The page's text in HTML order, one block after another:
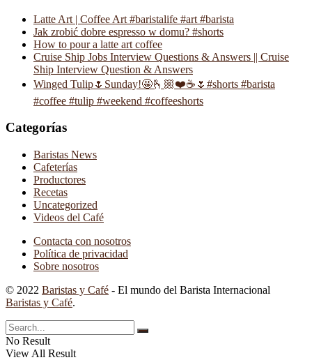
Latte Art | Coffee Art #baristalife #art #barista
Jak zrobić dobre espresso w domu? #shorts
How to pour a latte art coffee
Cruise Ship Jobs Interview Questions & Answers || Cruise
Ship Interview Question & Answers
Winged Tulip🌷Sunday!🤩🫰🏼❤️☕️🌷#shorts #barista
#coffee #tulip #weekend #coffeeshorts
Categorías
Baristas News
Cafeterías
Productores
Recetas
Uncategorized
Videos del Café
Contacta con nosotros
Política de privacidad
Sobre nosotros
© 2022 Baristas y Café - El mundo del Barista Internacional
Baristas y Café.
No Result
View All Result